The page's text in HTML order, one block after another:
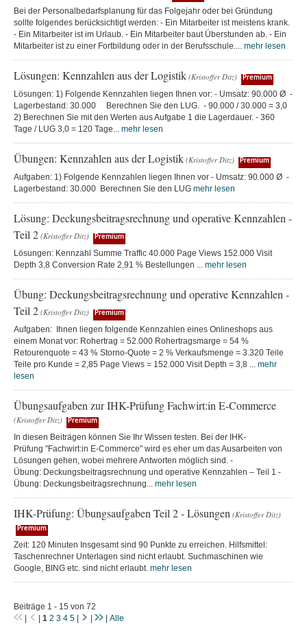
Bei der Personalbedarfsplanung für das Folgejahr oder bei Gründung
sollte folgendes berücksichtigt werden: - Ein Mitarbeiter ist meistens krank.
- Ein Mitarbeiter ist im Urlaub. - Ein Mitarbeiter baut Überstunden ab. - Ein
Mitarbeiter ist zu einer Fortbildung oder in der Berufsschule.... mehr lesen
Lösungen: Kennzahlen aus der Logistik (Kristoffer Ditz) Premium
Lösungen: 1) Folgende Kennzahlen liegen Ihnen vor: - Umsatz: 90.000 Ø -
Lagerbestand: 30.000 Berechnen Sie den LUG. - 90.000 / 30.000 = 3,0
2) Berechnen Sie mit den Werten aus Aufgabe 1 die Lagerdauer. - 360
Tage / LUG 3,0 = 120 Tage... mehr lesen
Übungen: Kennzahlen aus der Logistik (Kristoffer Ditz) Premium
Aufgaben: 1) Folgende Kennzahlen liegen Ihnen vor - Umsatz: 90.000 Ø -
Lagerbestand: 30.000 Berechnen Sie den LUG mehr lesen
Lösung: Deckungsbeitragsrechnung und operative Kennzahlen -
Teil 2 (Kristoffer Ditz) Premium
Lösungen: Kennzahl Summe Traffic 40.000 Page Views 152.000 Visit
Depth 3,8 Conversion Rate 2,91 % Bestellungen ... mehr lesen
Übung: Deckungsbeitragsrechnung und operative Kennzahlen -
Teil 2 (Kristoffer Ditz) Premium
Aufgaben: Ihnen liegen folgende Kennzahlen eines Onlineshops aus
einem Monat vor: Rohertrag = 52.000 Rohertragsmarge = 54 %
Retourenquote = 43 % Storno-Quote = 2 % Verkaufsmenge = 3.320 Teile
Teile pro Kunde = 2,85 Page Views = 152.000 Visit Depth = 3,8 ... mehr
lesen
Übungsaufgaben zur IHK-Prüfung Fachwirt:in E-Commerce
(Kristoffer Ditz) Premium
In diesen Beiträgen können Sie Ihr Wissen testen. Bei der IHK-
Prüfung "Fachwirt:in E-Commerce" wird es eher um das Ausarbeiten von
Lösungen gehen, wobei mehrere Antworten möglich sind. -
Übung: Deckungsbeitragsrechnung und operative Kennzahlen – Teil 1 -
Übung: Deckungsbeitragsrechnung... mehr lesen
IHK-Prüfung: Übungsaufgaben Teil 2 - Lösungen (Kristoffer Ditz)
Premium
Zeit: 120 Minuten Insgesamt sind 90 Punkte zu erreichen. Hilfsmittel:
Taschenrechner Unterlagen sind nicht erlaubt. Suchmaschinen wie
Google, BING etc. sind nicht erlaubt. mehr lesen
Beiträge 1 - 15 von 72
1 2 3 4 5 Alle